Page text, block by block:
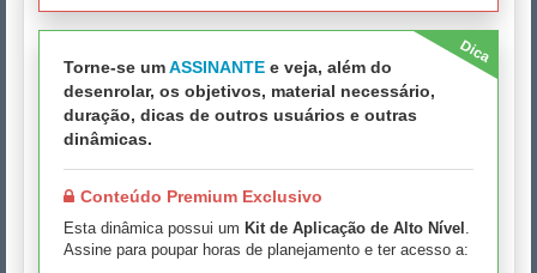
Dica
Torne-se umASSINANTE e veja, além do
desenrolar, os objetivos, material necessário,
duração, dicas de outros usuários e outras
dinâmicas.
Conteúdo Premium Exclusivo
Esta dinâmica possui um Kit de Aplicação de Alto Nível .
Assine para poupar horas de planejamento e ter acesso a: